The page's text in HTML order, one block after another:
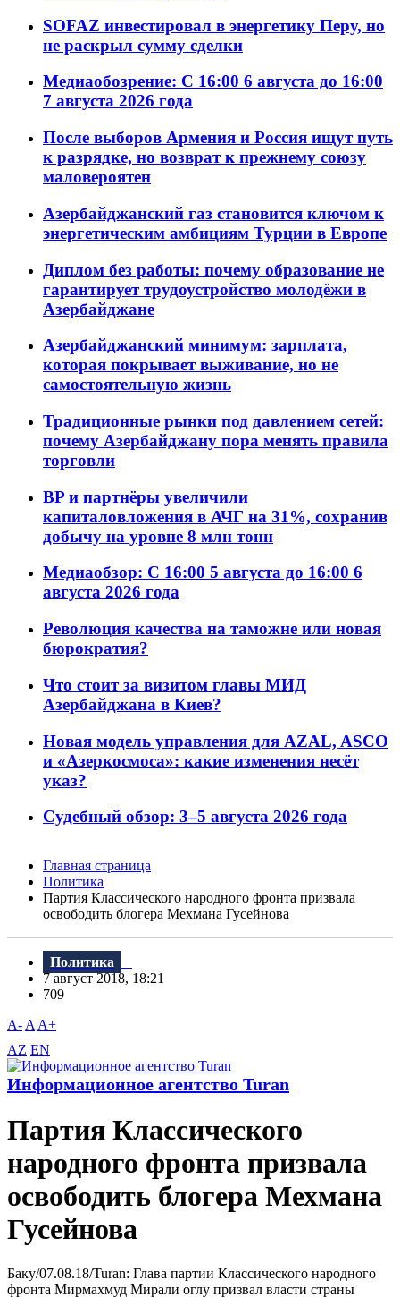
SOFAZ инвестировал в энергетику Перу, но
не раскрыл сумму сделки
Медиаобозрение: С 16:00 6 августа до 16:00
7 августа 2026 года
После выборов Армения и Россия ищут путь
к разрядке, но возврат к прежнему союзу
маловероятен
Азербайджанский газ становится ключом к
энергетическим амбициям Турции в Европе
Диплом без работы: почему образование не
гарантирует трудоустройство молодёжи в
Азербайджане
Азербайджанский минимум: зарплата,
которая покрывает выживание, но не
самостоятельную жизнь
Традиционные рынки под давлением сетей:
почему Азербайджану пора менять правила
торговли
BP и партнёры увеличили
капиталовложения в АЧГ на 31%, сохранив
добычу на уровне 8 млн тонн
Медиаобзор: С 16:00 5 августа до 16:00 6
августа 2026 года
Революция качества на таможне или новая
бюрократия?
Что стоит за визитом главы МИД
Азербайджана в Киев?
Новая модель управления для AZAL, ASCO
и «Азеркосмоса»: какие изменения несёт
указ?
Судебный обзор: 3–5 августа 2026 года
Главная страница
Политика
Партия Классического народного фронта призвала
освободить блогера Мехмана Гусейнова
Политика
7 август 2018, 18:21
709
A- A A+
AZ EN
Информационное агентство Turan
Партия Классического
народного фронта призвала
освободить блогера Мехмана
Гусейнова
Баку/07.08.18/Turan: Глава партии Классического народного
фронта Мирмахмуд Мирали оглу призвал власти страны